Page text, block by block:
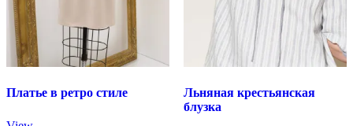
Платье в ретро стиле
Льняная крестьянская
блузка